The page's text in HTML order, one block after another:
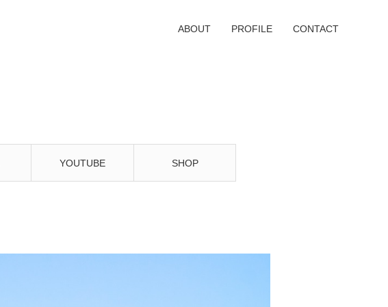
YOUTUBE SHOP
ABOUT PROFILE CONTACT